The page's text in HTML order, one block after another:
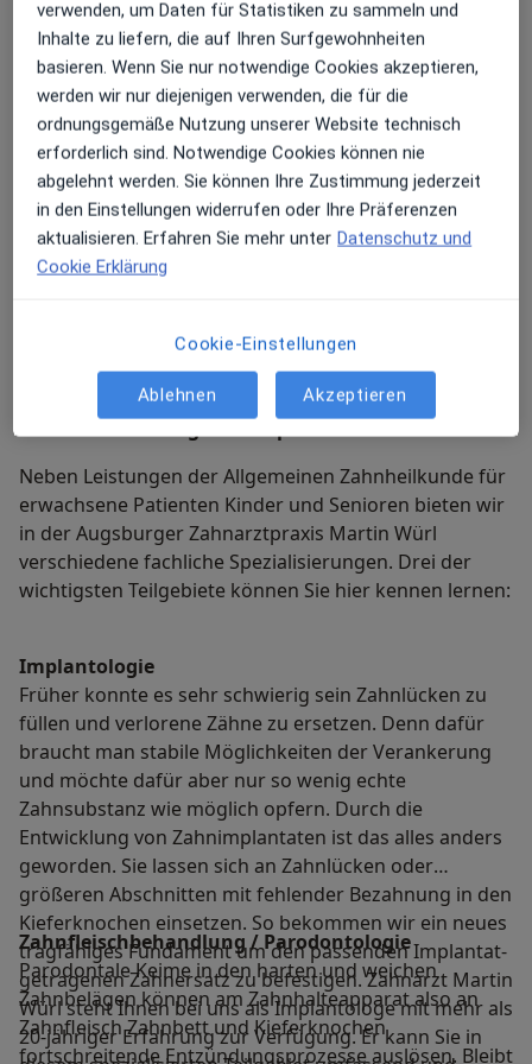
im Hinblick auf die eingesetzten Materialien auf einem
sehr hohen Niveau gearbeitet. Als unser Patient haben
Sie die Chance davon zu profitieren.
Das menschliche Eingehen auf die unterschiedlichen
Anforderungen vieler Patientengruppen ist uns
ebenfalls sehr wichtig. Denn zahnärztliche Leistungen
müssen individuell an den jeweiligen Bedarf angepasst
werden damit hochwertige und langlebige Ergebnisse
entstehen. An unserer Ausrichtung auf die sanfte
Therapie von Angstpatienten und die sensible
altersgerechte Kinderzahnmedizin erkennen Sie wie
nehmen. Wenn Sie möchten kann Ihre gesamte
Familie aufmerksam betreut werden.
Lernen Sie das Praxisteam hier kennen.
Meine Behandlungs­schwerpunkte
Neben Leistungen der Allgemeinen Zahnheilkunde für
erwachsene Patienten Kinder und Senioren bieten wir
in der Augsburger Zahnarztpraxis Martin Würl
verschiedene fachliche Spezialisierungen. Drei der
wichtigsten Teilgebiete können Sie hier kennen lernen:
Implantologie
Früher konnte es sehr schwierig sein Zahnlücken zu
füllen und verlorene Zähne zu ersetzen. Denn dafür
braucht man stabile Möglichkeiten der Verankerung
und möchte dafür aber nur so wenig echte
Zahnsubstanz wie möglich opfern. Durch die
Entwicklung von Zahnimplantaten ist das alles anders
geworden. Sie lassen sich an Zahnlücken oder
größeren Abschnitten mit fehlender Bezahnung in den
Kieferknochen einsetzen. So bekommen wir ein neues
tragfähiges Fundament um den passenden Implantat-
getragenen Zahnersatz zu befestigen. Zahnarzt Martin
Würl steht Ihnen bei uns als Implantologe mit mehr als
20-jähriger Erfahrung zur Verfügung. Er kann Sie in
Zahnfleischbehandlung / Parodontologie
Parodontale Keime in den harten und weichen
Zahnbelägen können am Zahnhalteapparat also an
Zahnfleisch Zahnbett und Kieferknochen
fortschreitende Entzündungsprozesse auslösen. Bleibt
verwenden, um Daten für Statistiken zu sammeln und
Inhalte zu liefern, die auf Ihren Surfgewohnheiten
basieren. Wenn Sie nur notwendige Cookies akzeptieren,
werden wir nur diejenigen verwenden, die für die
ordnungsgemäße Nutzung unserer Website technisch
erforderlich sind. Notwendige Cookies können nie
abgelehnt werden. Sie können Ihre Zustimmung jederzeit
in den Einstellungen widerrufen oder Ihre Präferenzen
aktualisieren. Erfahren Sie mehr unter Datenschutz und
Cookie Erklärung
Cookie-Einstellungen
Ablehnen Akzeptieren